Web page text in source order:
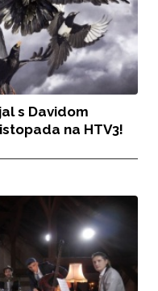
s Davidom
na HTV3!